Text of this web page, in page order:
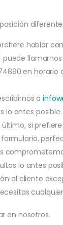
hablar
en horario
a
lo antes posible.
último, si
lo antes
al cliente
en nosotros.